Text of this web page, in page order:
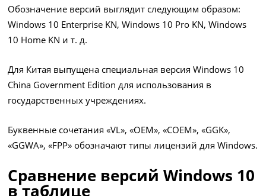
Обозначение версий выглядит следующим образом:
Windows 10 Enterprise KN, Windows 10 Pro KN, Windows
10 Home KN и т. д.
Для Китая выпущена специальная версия Windows 10
China Government Edition для использования в
государственных учреждениях.
Буквенные сочетания «VL», «OEM», «COEM», «GGK»,
«GGWA», «FPP» обозначают типы лицензий для Windows.
Сравнение версий Windows 10
в таблице